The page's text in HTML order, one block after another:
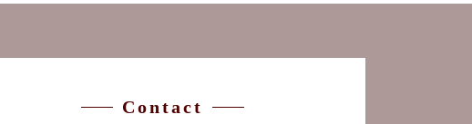
Contact